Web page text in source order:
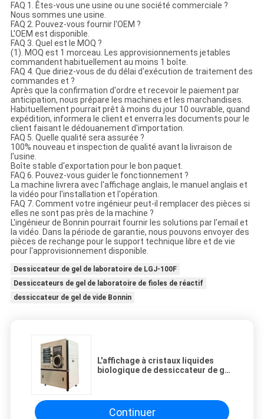
FAQ 1. Êtes-vous une usine ou une société commerciale ?
Nous sommes une usine.
FAQ 2. Pouvez-vous fournir l'OEM ?
L'OEM est disponible.
FAQ 3. Quel est le MOQ ?
(1). MOQ est 1 morceau. Les approvisionnements jetables
commandent habituellement au moins 1 boîte.
FAQ 4. Que diriez-vous de du délai d'exécution de traitement des
commandes et ?
Après que la confirmation d'ordre et recevoir le paiement par
anticipation, nous prépare les machines et les marchandises.
Habituellement pourrait prêt à moins du jour 10 ouvrable, quand
expédition, informera le client et enverra les documents pour le
client faisant le dédouanement d'importation.
FAQ 5. Quelle qualité sera assurée ?
100% nouveau et inspection de qualité avant la livraison de
l'usine.
Boîte stable d'exportation pour le bon paquet.
FAQ 6. Pouvez-vous guider le fonctionnement ?
La machine livrera avec l'affichage anglais, le manuel anglais et
la vidéo pour l'installation et l'opération.
FAQ 7. Comment votre ingénieur peut-il remplacer des pièces si
elles ne sont pas près de la machine ?
L'ingénieur de Bonnin pourrait fournir les solutions par l'email et
la vidéo. Dans la période de garantie, nous pouvons envoyer des
pièces de rechange pour le support technique libre et de vie
pour l'approvisionnement disponible.
Dessiccateur de gel de laboratoire de LGJ-100F
Dessiccateurs de gel de laboratoire de fioles de réactif
dessiccateur de gel de vide Bonnin
L'affichage à cristaux liquides
biologique de dessiccateur de gel
de lyophilisateur
Continuer